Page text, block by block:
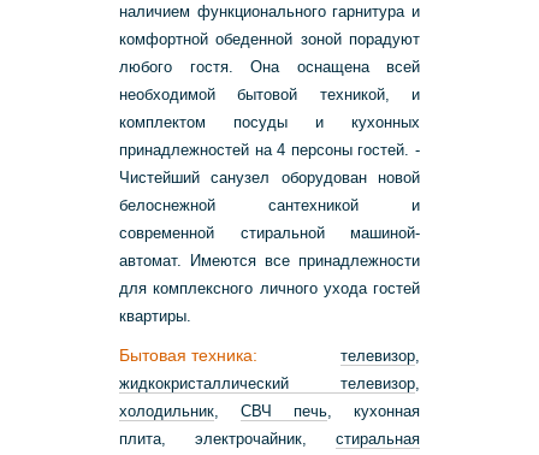
наличием функционального гарнитура и
комфортной обеденной зоной порадуют
любого гостя. Она оснащена всей
необходимой бытовой техникой, и
комплектом посуды и кухонных
принадлежностей на 4 персоны гостей. -
Чистейший санузел оборудован новой
белоснежной сантехникой и
современной стиральной машиной-
автомат. Имеются все принадлежности
для комплексного личного ухода гостей
квартиры.
Бытовая техника: телевизор
жидкокристаллический телевизор
холодильник
СВЧ печь , кухонная
плита, электрочайник, стиральная